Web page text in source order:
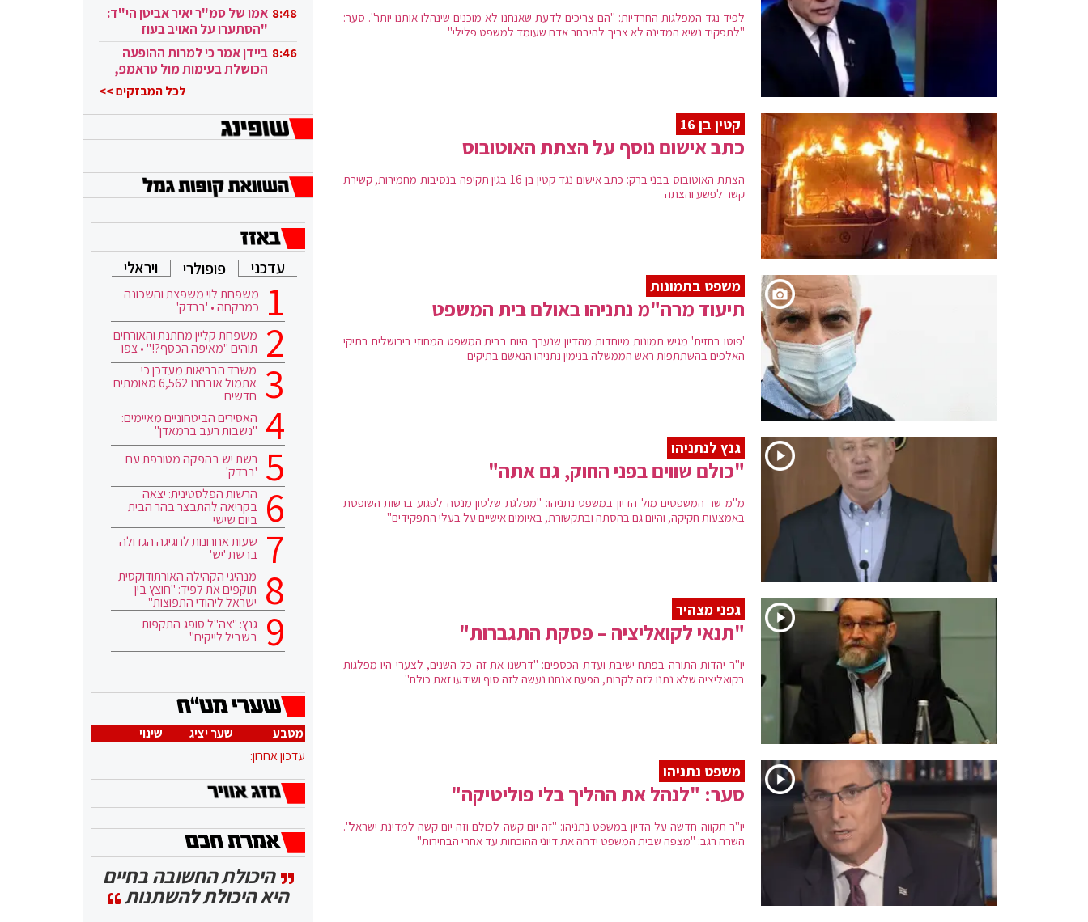
לפיד נגד המפלגות החרדיות: "הם צריכים לדעת שאנחנו לא מוכנים שינהלו אותנו יותר". סער:
"לתפקיד נשיא המדינה לא צריך להיבחר אדם שעומד למשפט פלילי"
קטין בן 16
כתב אישום נוסף על הצתת האוטובוס
הצתת האוטובוס בבני ברק: כתב אישום נגד קטין בן 16 בגין תקיפה בנסיבות מחמירות, קשירת
קשר לפשע והצתה
משפט בתמונות
תיעוד מרה"מ נתניהו באולם בית המשפט
'פוטו בחזית' מגיש תמונות מיוחדות מהדיון שנערך היום בבית המשפט המחוזי בירושלים בתיקי
האלפים בהשתתפות ראש הממשלה בנימין נתניהו הנאשם בתיקים
גנץ לנתניהו
"כולם שווים בפני החוק, גם אתה"
מ"מ שר המשפטים מול הדיון במשפט נתניהו: "מפלגת שלטון מנסה לפגוע ברשות השופטת
באמצעות חקיקה, והיום גם בהסתה ובתקשורת, באיומים אישיים על בעלי התפקידים"
גפני מצהיר
"תנאי לקואליציה – פסקת התגברות"
יו"ר יהדות התורה בפתח ישיבת ועדת הכספים: "דרשנו את זה כל השנים, לצערי היו מפלגות
בקואליציה שלא נתנו לזה לקרות, הפעם אנחנו נעשה לזה סוף ושידעו זאת כולם"
משפט נתניהו
סער: "לנהל את ההליך בלי פוליטיקה"
יו"ר תקווה חדשה על הדיון במשפט נתניהו: "זה יום קשה לכולם וזה יום קשה למדינת ישראל".
השרה רגב: "מצפה שבית המשפט ידחה את דיוני ההוכחות עד אחרי הבחירות"
8:48 אמו של סמ"ר יאיר אביטן הי"ד:
"הסתערו על האויב בעוז
ובגבורה" 8:46 ביידן אמר כי למרות ההופעה
הכושלת בעימות מול טראמפ,
לכל המבזקים >>
עדכני פופולרי ויראלי
משפחת לוי משפצת והשכונה
כמרקחה • 'ברדק'
משפחת קליין מחתנת והאורחים
תוהים "מאיפה הכסף?!" • צפו
משרד הבריאות מעדכן כי
אתמול אובחנו 6,562 מאומתים
חדשים
האסירים הביטחוניים מאיימים:
"נשבות רעב ברמאדן"
רשת יש בהפקה מטורפת עם
'ברדק'
הרשות הפלסטינית: יצאה
בקריאה להתבצר בהר הבית
ביום שישי
שעות אחרונות לחגיגה הגדולה
ברשת 'יש'
מנהיגי הקהילה האורתודוקסית
תוקפים את לפיד: "חוצץ בין
ישראל ליהודי התפוצות"
גנץ: "צה"ל סופג התקפות
בשביל לייקים"
מטבע שער יציג
שינוי
עדכון אחרון:
היכולת החשובה בחיים
היא היכולת להשתנות